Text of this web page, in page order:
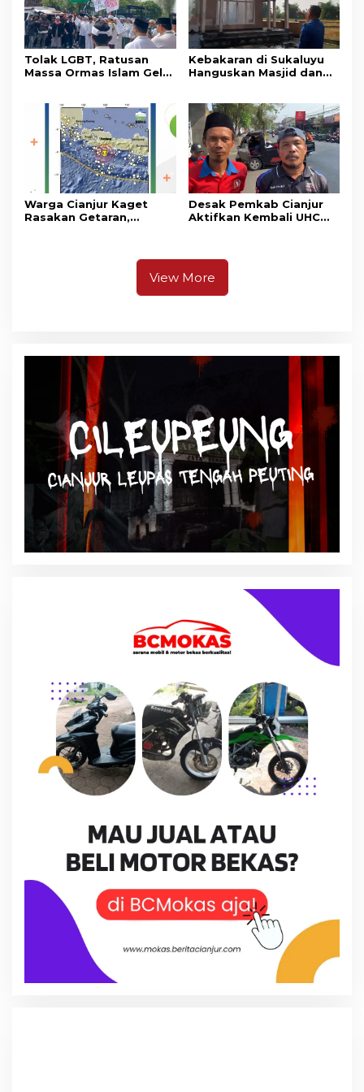
Tolak LGBT, Ratusan
Massa Ormas Islam Gelar
Kebakaran di Sukaluyu
Hanguskan Masjid dan
Warga Cianjur Kaget
Rasakan Getaran,
Desak Pemkab Cianjur
Aktifkan Kembali UHC
View More